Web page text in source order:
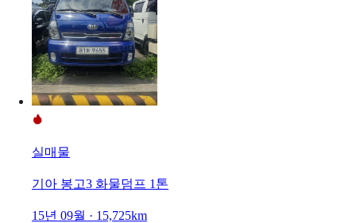
실매물
기아 봉고3 화물덤프 1톤
15년 09월 · 15,725km